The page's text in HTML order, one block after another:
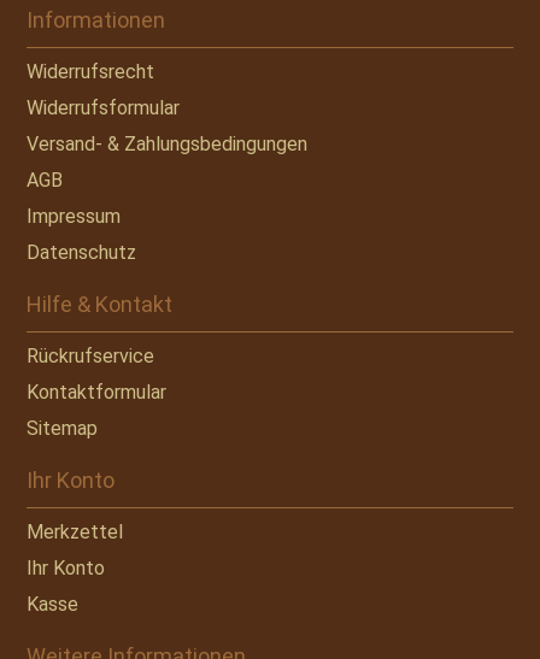
Informationen
Widerrufsrecht
Widerrufsformular
Versand- & Zahlungsbedingungen
AGB
Impressum
Datenschutz
Hilfe & Kontakt
Rückrufservice
Kontaktformular
Sitemap
Ihr Konto
Merkzettel
Ihr Konto
Kasse